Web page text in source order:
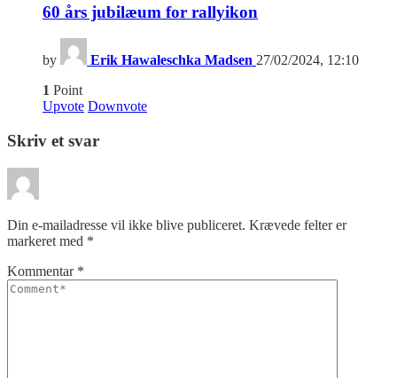
60 års jubilæum for rallyikon
by Erik Hawaleschka Madsen 27/02/2024, 12:10
1 Point
Upvote Downvote
Skriv et svar
Din e-mailadresse vil ikke blive publiceret. Krævede felter er
markeret med *
Kommentar *